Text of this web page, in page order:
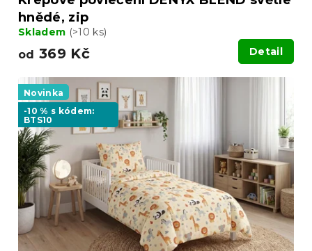
hnědé, zip
Skladem (>10 ks)
od 369 Kč Detail
Novinka
-10 % s kódem:
BTS10